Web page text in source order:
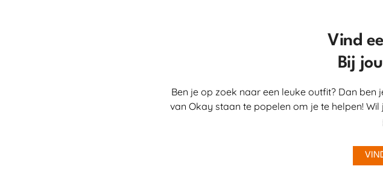
Vind
Bij
Ben je op zoek naar een leuke outfit? Dan ben
van Okay staan te popelen om je te helpen!